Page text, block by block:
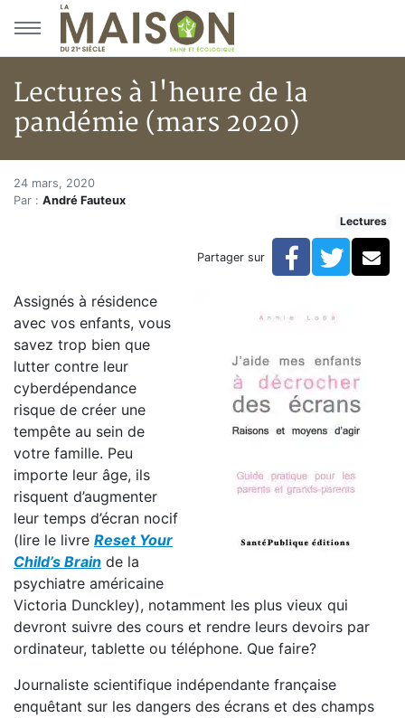
Aller au menu principal
Aller au contenu principal
Lectures à l'heure de la
pandémie (mars 2020)
Accueil
Articles
Développement personnel
Lectures à l'heure de la pandémie (mars 2020)
Lectures à l'heure de la
24 mars, 2020
Par : André Fauteux
Lectures
Partager sur Facebook
Assignés à résidence
avec vos enfants, vous
savez trop bien que
lutter contre leur
cyberdépendance
risque de créer une
tempête au sein de
votre famille. Peu
importe leur âge, ils
risquent d’augmenter
leur temps d’écran nocif
(lire le livre Reset Your
Child’s Brain de la
psychiatre américaine
Victoria Dunckley), notamment les plus vieux qui
devront suivre des cours et rendre leurs devoirs par
ordinateur, tablette ou téléphone. Que faire?
Journaliste scientifique indépendante française
enquêtant sur les dangers des écrans et des champs